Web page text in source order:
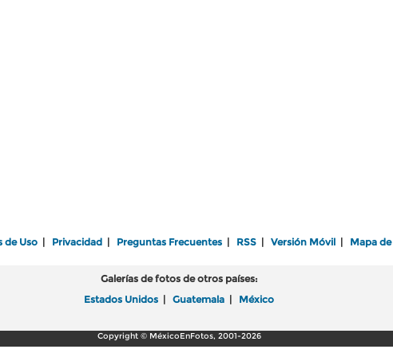
de Uso Privacidad Preguntas Frecuentes RSS Versión Móvil Mapa
Galerías de fotos de otros países:
Estados Unidos
Guatemala México
Copyright © MéxicoEnFotos, 2001-2026